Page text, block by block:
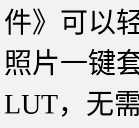
件》可以
照片一键
LUT，无